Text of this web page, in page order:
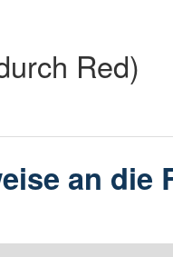
Red)
an die